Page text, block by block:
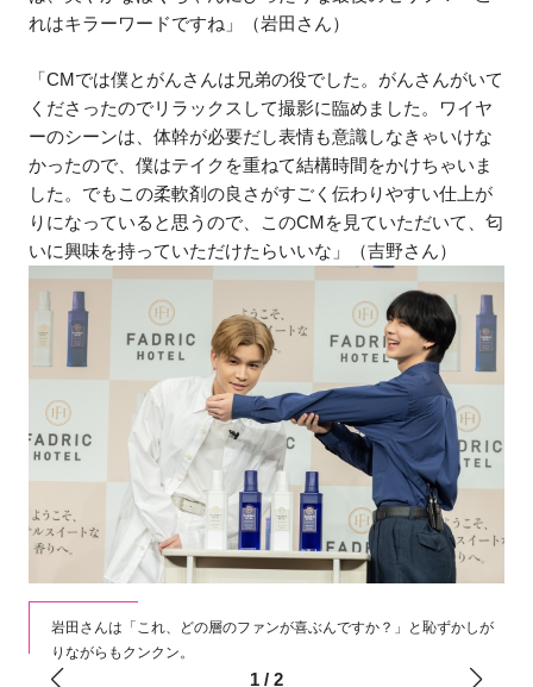
れはキラーワードですね」（岩田さん）
「CMでは僕とがんさんは兄弟の役でした。がんさんがいて
くださったのでリラックスして撮影に臨めました。ワイヤ
ーのシーンは、体幹が必要だし表情も意識しなきゃいけな
かったので、僕はテイクを重ねて結構時間をかけちゃいま
した。でもこの柔軟剤の良さがすごく伝わりやすい仕上が
りになっていると思うので、このCMを見ていただいて、匂
いに興味を持っていただけたらいいな」（吉野さん）
岩田さんは「これ、どの層のファンが喜ぶんですか？」と恥ずかしが
りながらもクンクン。
1/ 2